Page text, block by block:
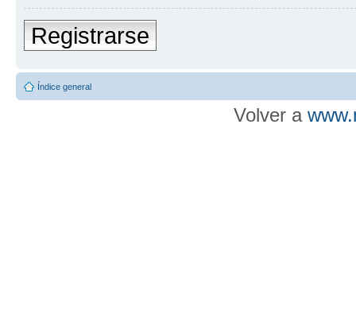
Registrarse
Índice general
Volver a